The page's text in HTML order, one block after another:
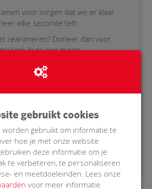
voor zorgen dat we er klaar
elke seconde telt!
reanimeren? Doneer dan voor
mij. Ik ga een groep
het wel willen leren.
Wel
hulp, Zeewolde
gebruikt cookies
worden gebruikt om informatie te
hoe je met onze website
deze informatie om je
te verbeteren, te personaliseren
en meetdoeleinden. Lees onze
voor meer informatie.